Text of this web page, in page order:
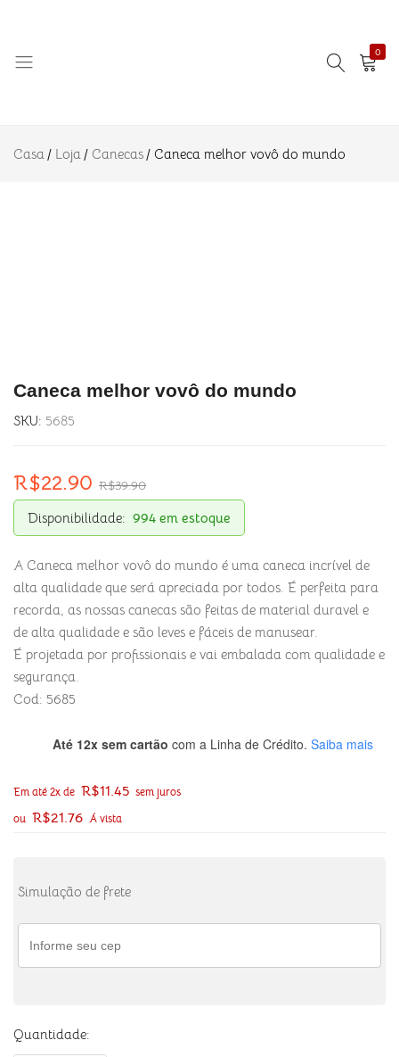
0
Casa Loja Canecas Caneca melhor vovô do mundo
Caneca melhor vovô do mundo
SKU: 5685
R$39.90
R$22.90
Disponibilidade: 994 em estoque
A Caneca melhor vovô do mundo é uma caneca incrível de
alta qualidade que será apreciada por todos. É perfeita para
recorda, as nossas canecas são feitas de material duravel e
de alta qualidade e são leves e fáceis de manusear.
É projetada por profissionais e vai embalada com qualidade e
segurança.
Cod: 5685
Até 12x sem cartão com a Linha de Crédito. Saiba mais
Em até 2x de R$11.45 sem juros
ou R$21.76 Á vista
Simulação de frete
Quantidade:
(0)